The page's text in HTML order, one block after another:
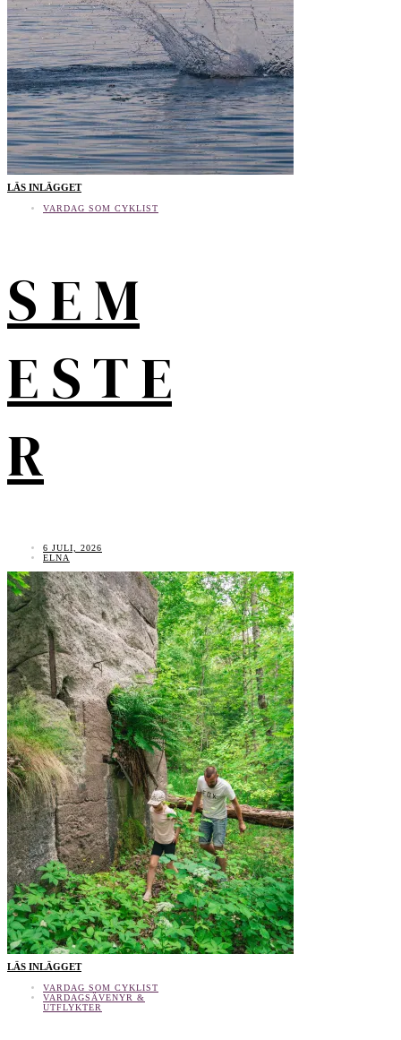
LÄS INLÄGGET
VARDAG SOM CYKLIST
S E M
E S T E
R
6 JULI, 2026
ELNA
LÄS INLÄGGET
VARDAG SOM CYKLIST
VARDAGSÄVENYR &
UTFLYKTER